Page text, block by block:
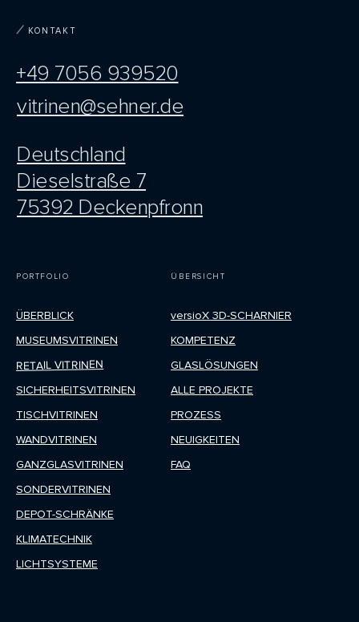
Deutschland
Dieselstraße 7
75392 Deckenpfronn
vitrinen@sehner.de
+49 7056 939520
FAQ
NEUIGKEITEN
PROZESS
ALLE PROJEKTE
KOMPETENZ
GLASLÖSUNGEN
versioX 3D-SCHARNIER
SICHERHEITSVITRINEN
RETAIL VITRINEN
MUSEUMSVITRINEN
ÜBERBLICK
SONDERVITRINEN
GANZGLASVITRINEN
WANDVITRINEN
LICHTSYSTEME
KLIMATECHNIK
DEPOT-SCHRÄNKE
TISCHVITRINEN
PORTFOLIO
KONTAKT
ÜBERSICHT